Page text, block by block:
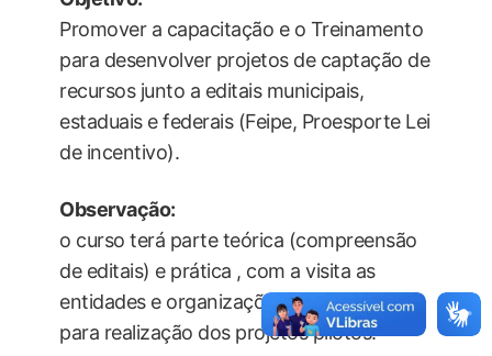
Promover a capacitação e o Treinamento
para desenvolver projetos de captação de
recursos junto a editais municipais,
estaduais e federais (Feipe, Proesporte Lei
de incentivo).
Observação:
o curso terá parte teórica (compreensão
de editais) e prática , com a visita as
entidades e organizações convidadas
para realização dos projetos pilotos.